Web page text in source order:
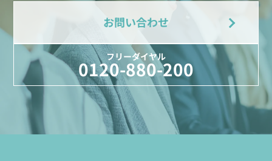
お問い合わせ
フリーダイヤル
0120-880-200